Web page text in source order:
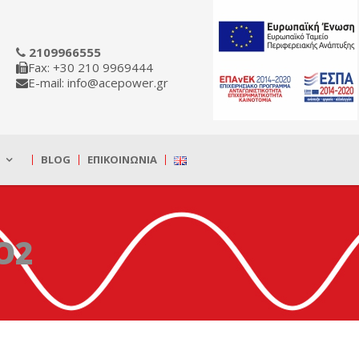
2109966555
Fax: +30 210 9969444
E-mail: info@acepower.gr
BLOG ΕΠΙΚΟΙΝΩΝΊΑ